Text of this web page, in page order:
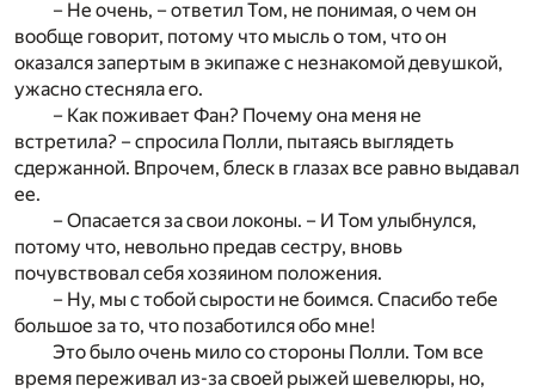
– Не очень, – ответил Том, не понимая, о чем он
вообще говорит, потому что мысль о том, что он
оказался запертым в экипаже с незнакомой девушкой,
ужасно стесняла его.
– Как поживает Фан? Почему она меня не
встретила? – спросила Полли, пытаясь выглядеть
сдержанной. Впрочем, блеск в глазах все равно выдавал
ее.
– Опасается за свои локоны. – И Том улыбнулся,
потому что, невольно предав сестру, вновь
почувствовал себя хозяином положения.
– Ну, мы с тобой сырости не боимся. Спасибо тебе
большое за то, что позаботился обо мне!
Это было очень мило со стороны Полли. Том все
время переживал из-за своей рыжей шевелюры, но,